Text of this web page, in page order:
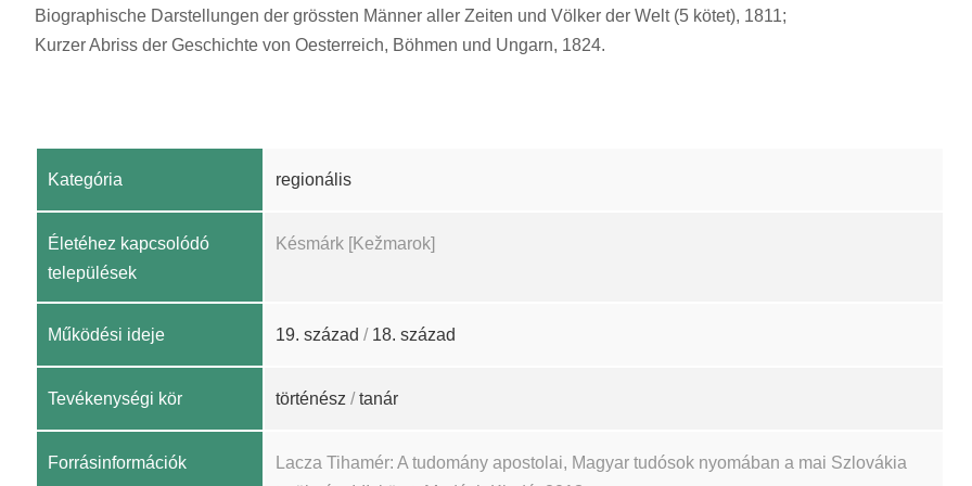
Biographische Darstellungen der grössten Männer aller Zeiten und Völker der Welt (5 kötet), 1811;
Kurzer Abriss der Geschichte von Oesterreich, Böhmen und Ungarn, 1824.
Kategória regionális
Életéhez kapcsolódó
települések
Késmárk [Kežmarok]
Működési ideje 19. század / 18. század
Tevékenységi kör történész /tanár
Forrásinformációk
Lacza Tihamér: A tudomány apostolai, Magyar tudósok nyomában a mai Szlovákia